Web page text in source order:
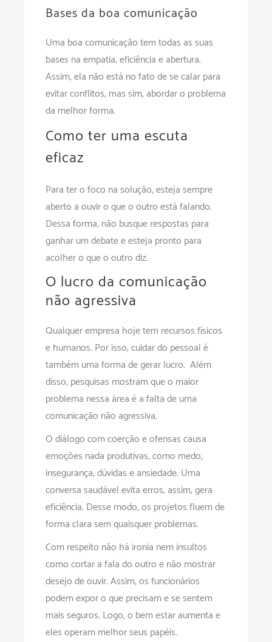
Bases da boa comunicação
Uma boa comunicação tem todas as suas
bases na empatia, eficiência e abertura.
Assim, ela não está no fato de se calar para
evitar conflitos, mas sim, abordar o problema
da melhor forma.
Como ter uma escuta
eficaz
Para ter o foco na solução, esteja sempre
aberto a ouvir o que o outro está falando.
Dessa forma, não busque respostas para
ganhar um debate e esteja pronto para
acolher o que o outro diz.
O lucro da comunicação
não agressiva
Qualquer empresa hoje tem recursos físicos
e humanos. Por isso, cuidar do pessoal é
também uma forma de gerar lucro. Além
disso, pesquisas mostram que o maior
problema nessa área é a falta de uma
comunicação não agressiva.
O diálogo com coerção e ofensas causa
emoções nada produtivas, como medo,
insegurança, dúvidas e ansiedade. Uma
conversa saudável evita erros, assim, gera
eficiência. Desse modo, os projetos fluem de
forma clara sem quaisquer problemas.
Com respeito não há ironia nem insultos
como cortar a fala do outro e não mostrar
desejo de ouvir. Assim, os funcionários
podem expor o que precisam e se sentem
mais seguros. Logo, o bem estar aumenta e
eles operam melhor seus papéis.